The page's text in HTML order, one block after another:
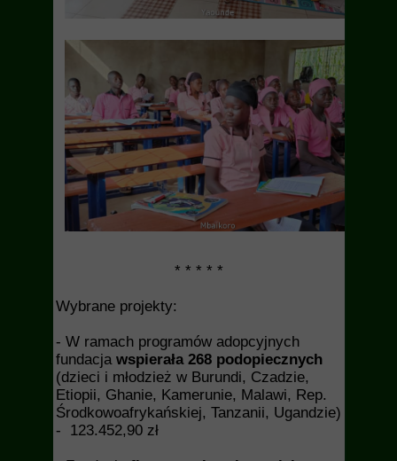
* * * * *
Wybrane projekty:
- W ramach programów adopcyjnych
fundacja wspierała 268 podopiecznych
(dzieci i młodzież w Burundi, Czadzie,
Etiopii, Ghanie, Kamerunie, Malawi, Rep.
Środkowoafrykańskiej, Tanzanii, Ugandzie)
- 123.452,90 zł